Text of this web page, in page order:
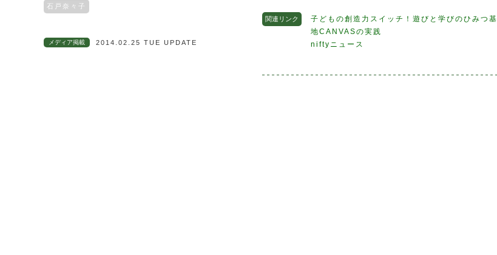
石戸奈々子
メディア掲載 2014.02.25 TUE UPDATE
関連リンク
子どもの創造力スイッチ！遊びと学びのひみつ基
地CANVASの実践
niftyニュース